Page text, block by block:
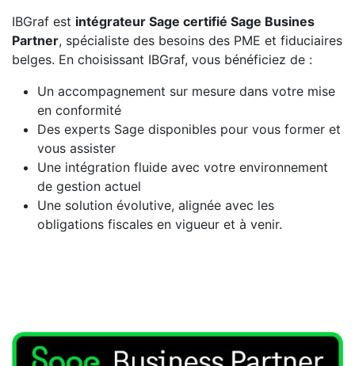
IBGraf est intégrateur Sage certifié Sage Busines
Partner, spécialiste des besoins des PME et fiduciaires
belges. En choisissant IBGraf, vous bénéficiez de :
Un accompagnement sur mesure dans votre mise
en conformité
Des experts Sage disponibles pour vous former et
vous assister
Une intégration fluide avec votre environnement
de gestion actuel
Une solution évolutive, alignée avec les
obligations fiscales en vigueur et à venir.